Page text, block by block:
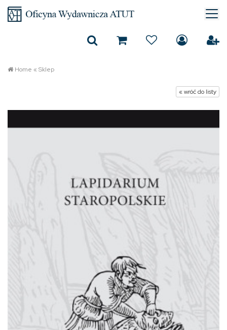
Home «Sklep
« wróć do listy